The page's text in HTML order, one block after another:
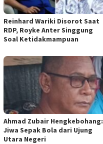
Reinhard Wariki Disorot Saat
RDP, Royke Anter Singgung
Soal Ketidakmampuan
Ahmad Zubair Hengkebohang:
Jiwa Sepak Bola dari Ujung
Utara Negeri